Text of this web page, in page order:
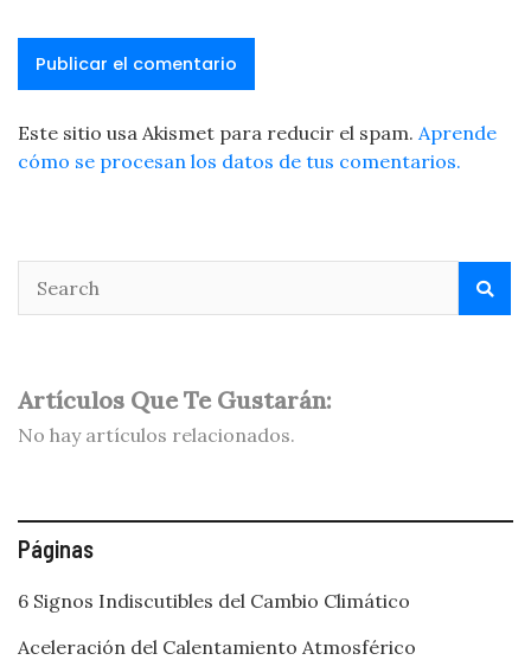
Este sitio usa Akismet para reducir el spam. Aprende
cómo se procesan los datos de tus comentarios.
Artículos Que Te Gustarán:
No hay artículos relacionados.
Páginas
6 Signos Indiscutibles del Cambio Climático
Aceleración del Calentamiento Atmosférico